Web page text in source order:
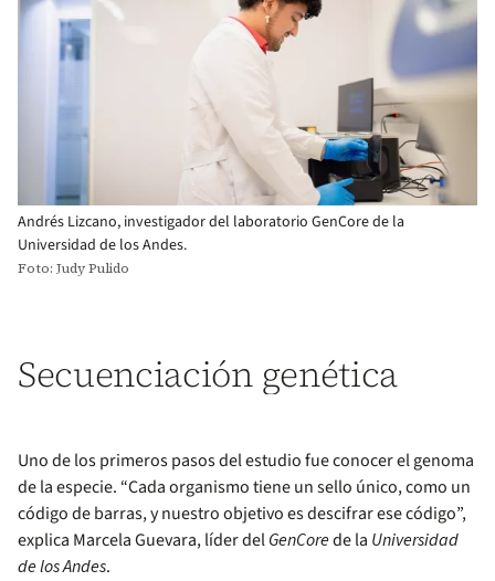
Andrés Lizcano, investigador del laboratorio GenCore de la
Universidad de los Andes.
Foto: Judy Pulido
Secuenciación genética
Uno de los primeros pasos del estudio fue conocer el genoma
de la especie. “Cada organismo tiene un sello único, como un
código de barras, y nuestro objetivo es descifrar ese código”,
explica Marcela Guevara, líder delGenCorede la Universidad
de los Andes.